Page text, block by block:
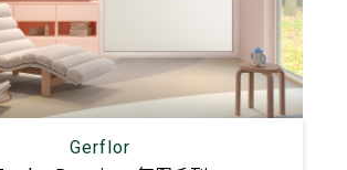
Gerflor